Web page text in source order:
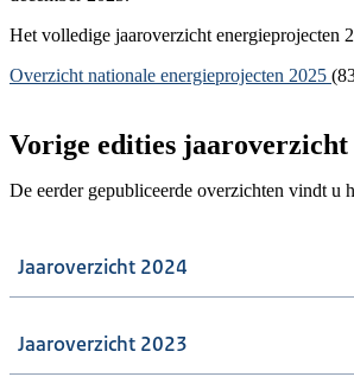
Het volledige jaaroverzicht energieprojecten
Document
Overzicht nationale energieprojecten 2025
Vorige edities
De eerder gepubliceerde overzichten vindt u
Jaaroverzicht 2024
Jaaroverzicht 2023